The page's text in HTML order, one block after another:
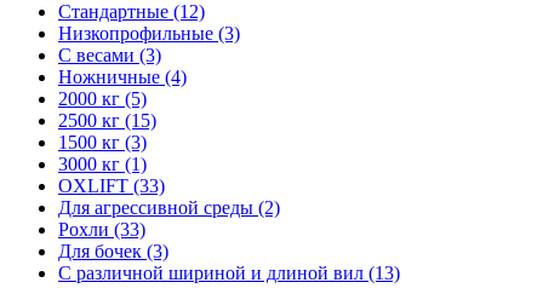
Стандартные (12)
Низкопрофильные (3)
С весами (3)
Ножничные (4)
2000 кг (5)
2500 кг (15)
1500 кг (3)
3000 кг (1)
OXLIFT (33)
Для агрессивной среды (2)
Рохли (33)
Для бочек (3)
С различной шириной и длиной вил (13)